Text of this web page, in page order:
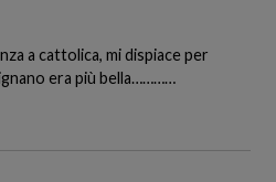
a cattolica, mi dispiace per
era più bella…………